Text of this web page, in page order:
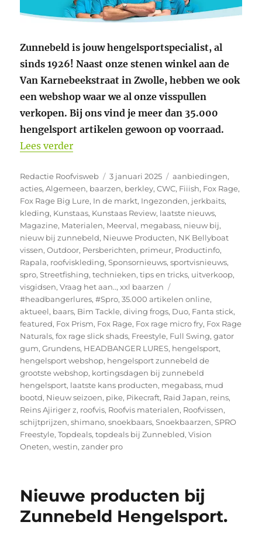
Zunnebeld is jouw hengelsportspecialist, al
sinds 1926! Naast onze stenen winkel aan de
Van Karnebeekstraat in Zwolle, hebben we ook
een webshop waar we al onze visspullen
verkopen. Bij ons vind je meer dan 35.000
hengelsport artikelen gewoon op voorraad.
Lees verder“Weer nieuwe producten bij Zunnebeld
Auteur
Redactie Roofvisweb
Geplaatst
op
3 januari 2025 Categorieën
aanbiedingen,
acties,Algemeen, baarzen, berkley,CWC, Fiiish, Fox Rage,
Fox Rage Big Lure, In de markt, Ingezonden, jerkbaits,
kleding, Kunstaas, Kunstaas Review, laatste nieuws,
Magazine, Materialen, Meerval, megabass, nieuw bij,
nieuw bij zunnebeld, Nieuwe Producten, NK Bellyboat
vissen,Outdoor, Persberichten, primeur, Productinfo,
Rapala, roofviskleding,Sponsornieuws,sportvisnieuws,
spro,Streetfishing,technieken,tips en tricks, uitverkoop,
visgidsen,Vraag het aan..,xxl baarzen
#headbangerlures,#Spro,35.000 artikelen online,
aktueel, baars, Bim Tackle,diving frogs, Duo, Fanta stick,
featured, Fox Prism, Fox Rage, Fox rage micro fry, Fox Rage
Naturals,fox rage slick shads, Freestyle, Full Swing,gator
gum,Grundens, HEADBANGER LURES, hengelsport,
hengelsport webshop, hengelsport zunnebeld de
grootste webshop, kortingsdagen bij zunnebeld
hengelsport, laatste kans producten, megabass, mud
bootd, Nieuw seizoen, pike, Pikecraft, Raid Japan, reins,
Reins Ajiriger z, roofvis, Roofvis materialen, Roofvissen,
schijtprijzen,shimano,snoekbaars,Snoekbaarzen,SPRO
Freestyle,Topdeals,topdeals bij Zunnebled,Vision
Oneten,westin,zander pro
Nieuwe producten bij
Zunnebeld Hengelsport.